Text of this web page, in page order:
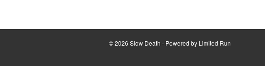
© 2026 Slow Death - Powered by Limited Run